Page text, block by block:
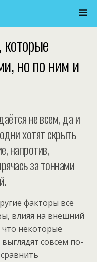
которые
но по ним и
не всем, да и
хотят скрыть
напротив,
за тоннами
факторы всё
влияя на внешний
что некоторые
совсем по-